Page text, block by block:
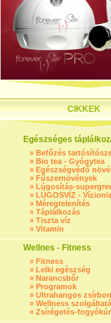
CIKKEK
Egészséges
» Befőzés
» Bio tea - Gyógytea
» Egészségvédő
» Fűszernövények
» Lúgosítás-
» LÚGOSVÍZ -
» Méregtelenítés
» Táplálkozás
» Tiszta víz
» Vitamin
Wellnes - Fitness
» Fitness
» Lelki egészség
» Narancsbőr
» Programok
» Ultrahangos
» Wellness
» Zsírégetés-